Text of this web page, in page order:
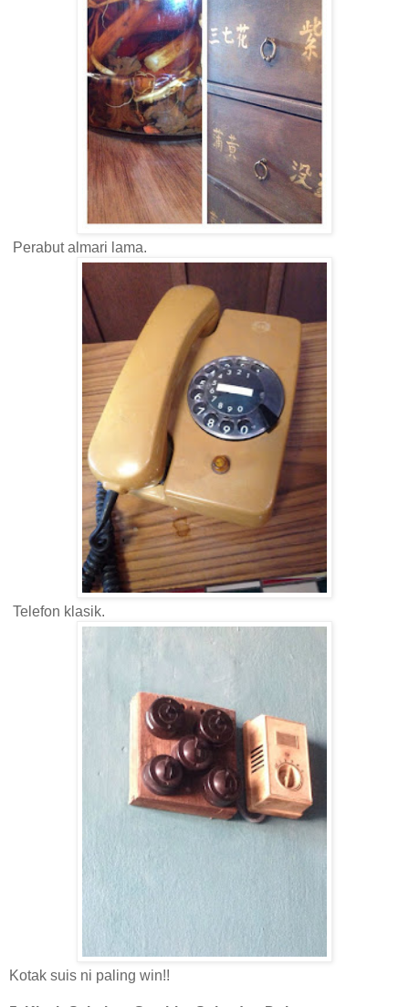
Perabut almari lama.
Telefon klasik.
Kotak suis ni paling win!!